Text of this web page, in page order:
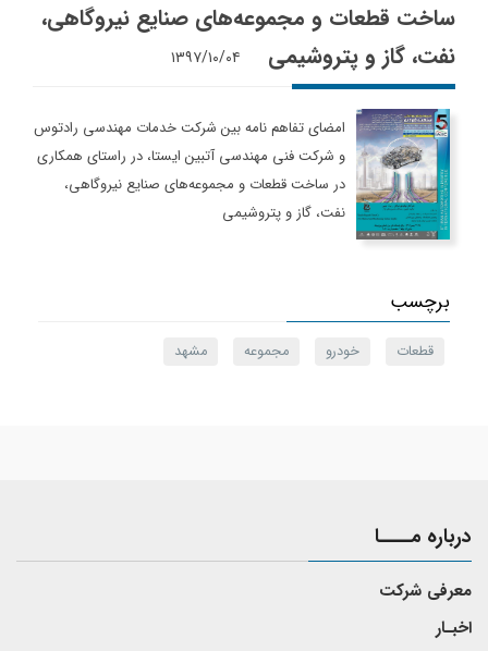
ساخت قطعات و مجموعه‌های صنایع نیروگاهی،
نفت، گاز و پتروشیمی
۱۳۹۷/۱۰/۰۴
امضای تفاهم نامه بین شرکت خدمات مهندسی رادتوس
و شرکت فنی مهندسی آتبین ایستا، در راستای همکاری
در ساخت قطعات و مجموعه‌های صنایع نیروگاهی،
نفت، گاز و پتروشیمی
برچسب
قطعات خودرو مجموعه مشهد
درباره مــــا
معرفی شرکت
اخبـار